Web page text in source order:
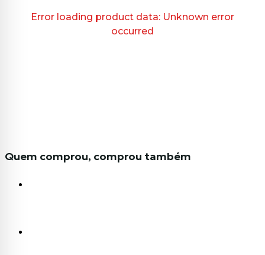
Error loading product data: Unknown error
occurred
Quem comprou, comprou também